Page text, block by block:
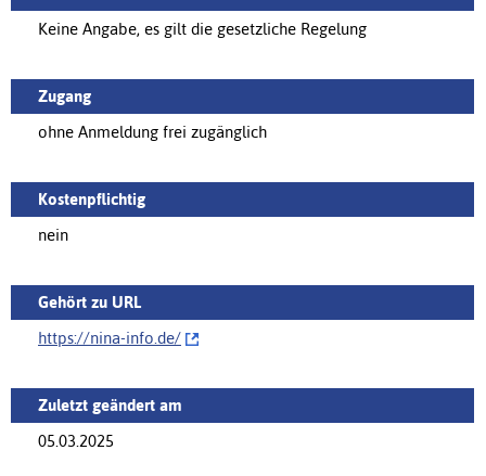
Keine Angabe, es gilt die gesetzliche Regelung
Zugang
ohne Anmeldung frei zugänglich
Kostenpflichtig
nein
Gehört zu URL
https://nina-info.de/‌
Zuletzt geändert am
05.03.2025